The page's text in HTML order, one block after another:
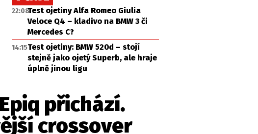
22:08Test ojetiny Alfa Romeo Giulia
Veloce Q4 – kladivo na BMW 3 či
Mercedes C?
14:15Test ojetiny: BMW 520d – stojí
stejně jako ojetý Superb, ale hraje
úplně jinou ligu
přichází.
crossover